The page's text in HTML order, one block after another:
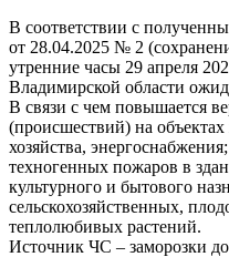
В соответствии с
от 28.04.2025 № 2
утренние часы 29 апреля
Владимирской области
В связи с чем повышается
(происшествий) на
хозяйства,
техногенных пожаров в
культурного и бытового
сельскохозяйственных,
теплолюбивых растений.
Источник ЧС – заморозки